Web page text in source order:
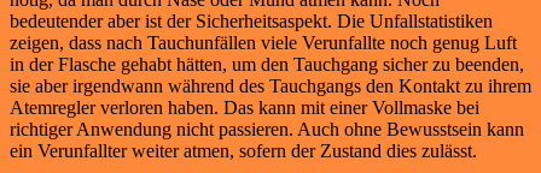
bedeutender aber ist der Sicherheitsaspekt. Die Unfallstatistiken
zeigen, dass nach Tauchunfällen viele Verunfallte noch genug Luft
in der Flasche gehabt hätten, um den Tauchgang sicher zu beenden,
sie aber irgendwann während des Tauchgangs den Kontakt zu ihrem
Atemregler verloren haben. Das kann mit einer Vollmaske bei
richtiger Anwendung nicht passieren. Auch ohne Bewusstsein kann
ein Verunfallter weiter atmen, sofern der Zustand dies zulässt.